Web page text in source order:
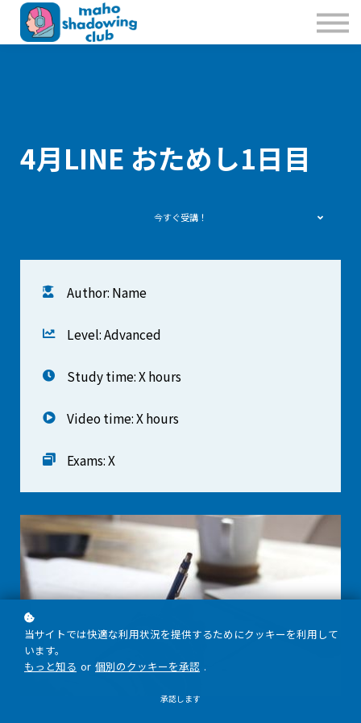
私たちのこと
お問合せ
4月LINE おためし1日目
今すぐ受講！
Author: Name
Level: Advanced
Study time: X hours
Video time: X hours
Exams: X
当サイトでは快適な利用状況を提供するためにクッキーを利用して
います。
もっと知る or 個別のクッキーを承認 .
承認します